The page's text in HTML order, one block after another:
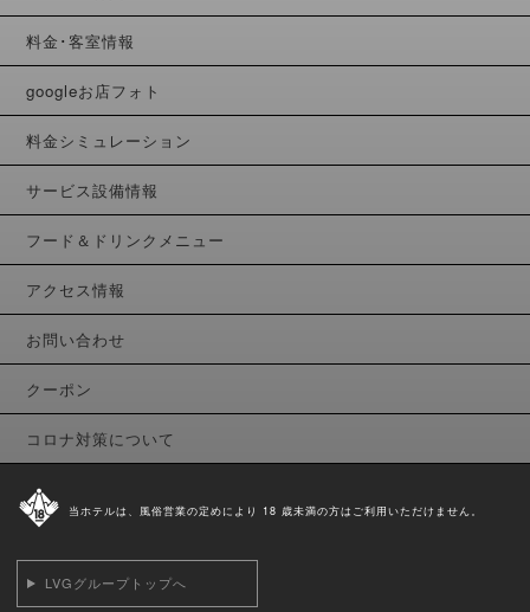
料金･客室情報
googleお店フォト
料金シミュレーション
サービス設備情報
フード＆ドリンクメニュー
アクセス情報
お問い合わせ
クーポン
コロナ対策について
当ホテルは、風俗営業の定めにより 18 歳未満の方はご利用いただけません。
LVGグループトップへ